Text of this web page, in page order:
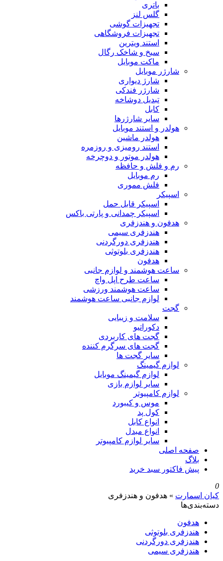
باتری
گلس لنز
تجهیزات گوشی
تجهیزات فروشگاهی
استند ویترین
سیخ و شاخک رگال
ماکت موبایل
شارژر موبایل
شارژ دیواری
شارژر فندکی
تبدیل دوشاخه
کابل
سایر شارژرها
هولدر و استند موبایل
هولدر ماشین
استند رومیزی و روزمره
هولدر موتور و دوچرخه
رم و فلش و حافظه
رم موبایل
فلش مموری
اسپیکر
اسپیکر قابل حمل
اسپیکر چمدانی و پارتی باکس
هدفون و هندزفری
هندزفری سیمی
هندزفری دورگردنی
هندزفری بلوتوثی
هدفون
ساعت هوشمند و لوازم جانبی
ساعت طرح اپل واچ
ساعت هوشمند ورزشی
لوازم جانبی ساعت هوشمند
گجت
سلامت و زیبایی
دکوراتیو
گجت های کاربردی
گجت های سرگرم کننده
سایر گجت ها
لوازم گیمینگ
لوازم گیمینگ موبایل
سایر لوازم بازی
لوازم کامپیوتر
موس و کیبورد
کول پد
انواع کابل
انواع مبدل
سایر لوازم کامپیوتر
صفحه اصلی
بلاگ
پیش فاکتور سبد خرید
0
کیان اسمارت » هدفون و هندزفری
دسته‌بندی‌ها
هدفون
هندزفری بلوتوثی
هندزفری دورگردنی
هندزفری سیمی